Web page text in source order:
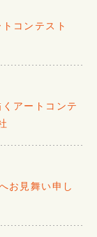
トコンテスト
アートコンテ
お見舞い申し